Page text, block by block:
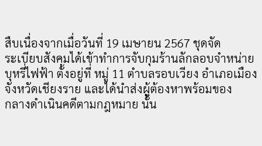
สืบเนื่องจากเมื่อวันที่ 19 เมษายน 2567 ชุดจัด
ระเบียบสังคมได้เข้าทำการจับกุมร้านลักลอบจำหน่าย
บุหรี่ไฟฟ้า ตั้งอยู่ที่ หมู่ 11 ตำบลรอบเวียง อำเภอเมือง
จังหวัดเชียงราย และได้นำส่งผู้ต้องหาพร้อมของ
กลางดำเนินคดีตามกฎหมาย นั้น